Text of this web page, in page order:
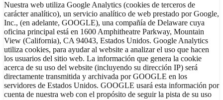
Nuestra web utiliza Google Analytics (cookies de terceros de
carácter analítico), un servicio analítico de web prestado por Google,
Inc., (en adelante, GOOGLE), una compañía de Delaware cuya
oficina principal está en 1600 Amphitheatre Parkway, Mountain
View (California), CA 94043, Estados Unidos. Google Analytics
utiliza cookies, para ayudar al website a analizar el uso que hacen
los usuarios del sitio web. La información que genera la cookie
acerca de su uso del website (incluyendo su dirección IP) será
directamente transmitida y archivada por GOOGLE en los
servidores de Estados Unidos. GOOGLE usará esta información por
cuenta de nuestra web con el propósito de seguir la pista de su uso